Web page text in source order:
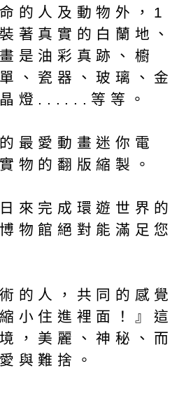
的人及動物外，1
著真實的白蘭地、
是油彩真跡、櫥
、瓷器、玻璃、金
晶燈......等等。
最愛動畫迷你電
物的翻版縮製。
來完成環遊世界的
物館絕對能滿足您
的人，共同的感覺
小住進裡面！』這
，美麗、神秘、而
與難捨。